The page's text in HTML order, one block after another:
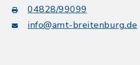
04828/99099
info@amt-breitenburg.de